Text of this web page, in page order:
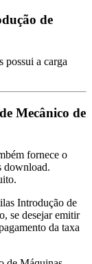
de
possui a carga
Mecânico de
fornece o
download.
Introdução de
se desejar emitir
da taxa